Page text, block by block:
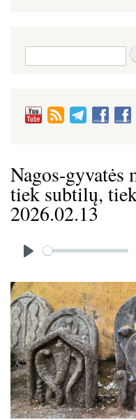
Nagos-gyvatės
tiek subtilų,
2026.02.13
l
a
y
Image
Paieška